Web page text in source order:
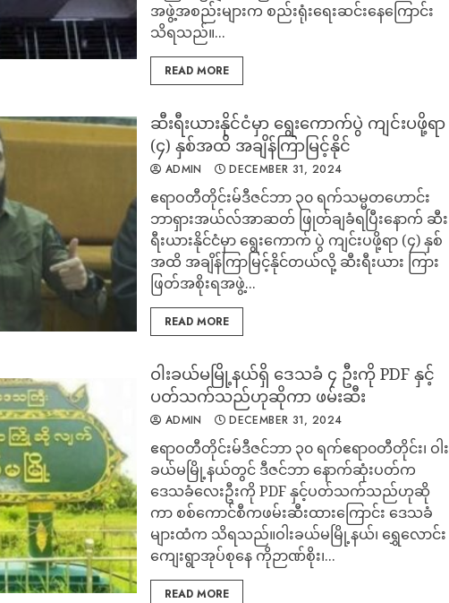
အဖွဲ့အစည်းများက စည်းရုံးရေးဆင်းနေကြောင်း
သိရသည်။...
READ MORE
ဆီးရီးယားနိုင်ငံမှာ ရွေးကောက်ပွဲ ကျင်းပဖို့ရာ
(၄) နှစ်အထိ အချိန်ကြာမြင့်နိုင်
ADMIN DECEMBER 31, 2024
ဧရာဝတီတိုင်းမ်ဒီဇင်ဘာ ၃၀ ရက်သမ္မတဟောင်း
ဘာရှားအယ်လ်အာဆတ် ဖြုတ်ချခံရပြီးနောက် ဆီး
ရီးယားနိုင်ငံမှာ ရွေးကောက် ပွဲ ကျင်းပဖို့ရာ (၄) နှစ်
အထိ အချိန်ကြာမြင့်နိုင်တယ်လို့ ဆီးရီးယား ကြား
ဖြတ်အစိုးရအဖွဲ့...
READ MORE
ဝါးခယ်မမြို့နယ်ရှိ ဒေသခံ ၄ ဦးကို PDF နှင့်
ပတ်သက်သည်ဟုဆိုကာ ဖမ်းဆီး
ADMIN DECEMBER 31, 2024
ဧရာဝတီတိုင်းမ်ဒီဇင်ဘာ ၃၀ ရက်ဧရာ၀တီတိုင်း၊ ဝါး
ခယ်မမြို့နယ်တွင် ဒီဇင်ဘာ နောက်ဆုံးပတ်က
ဒေသခံလေးဦးကို PDF နှင့်ပတ်သက်သည်ဟုဆို
ကာ စစ်ကောင်စီကဖမ်းဆီးထားကြောင်း ဒေသခံ
များထံက သိရသည်။ဝါးခယ်မမြို့နယ်၊ ရွှေလောင်း
ကျေးရွာအုပ်စုနေ ကိုဉာဏ်စိုး၊...
READ MORE